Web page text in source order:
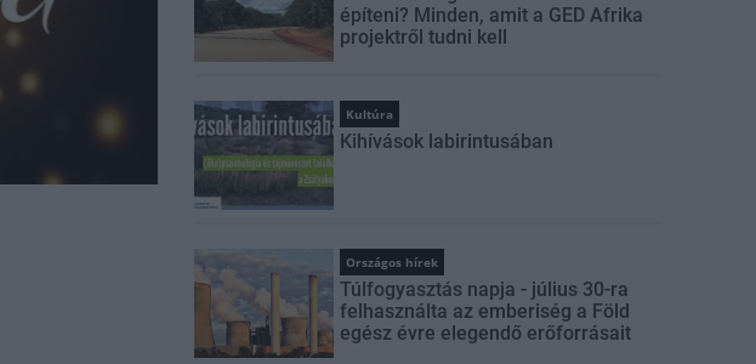
építeni? Minden, amit a GED Afrika
projektről tudni kell
Kultúra
Kihívások labirintusában
Országos hírek
Túlfogyasztás napja - július 30-ra
felhasználta az emberiség a Föld
egész évre elegendő erőforrásait